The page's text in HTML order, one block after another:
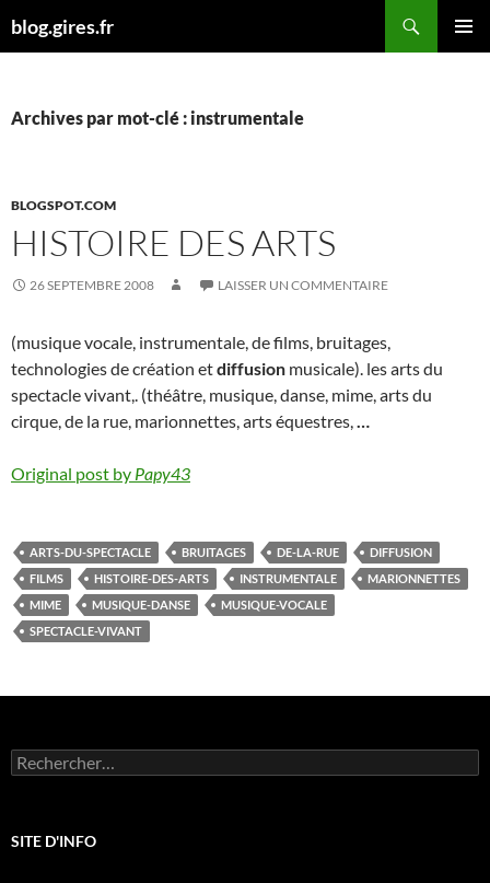
aublog.gires.fr
Archives par mot-clé : instrumentale
BLOGSPOT.COM
HISTOIRE DES ARTS
26 SEPTEMBRE 2008 LAISSER UN COMMENTAIRE
(musique vocale, instrumentale, de films, bruitages,
technologies de création etdiffusion musicale). les arts du
spectacle vivant,. (théâtre, musique, danse, mime, arts du
cirque, de la rue, marionnettes, arts équestres,…
Original post by Papy43
ARTS-DU-SPECTACLE BRUITAGES DE-LA-RUE
DIFFUSION
FILMS
HISTOIRE-DES-ARTS INSTRUMENTALE
MARIONNETTES
MIME
MUSIQUE-DANSE
MUSIQUE-VOCALE
SPECTACLE-VIVANT
Rechercher :
SITE D'INFO